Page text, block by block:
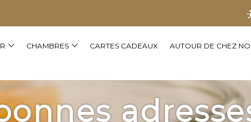
CHAMBRES CARTES CADEAUX AUTOUR DE CHEZ